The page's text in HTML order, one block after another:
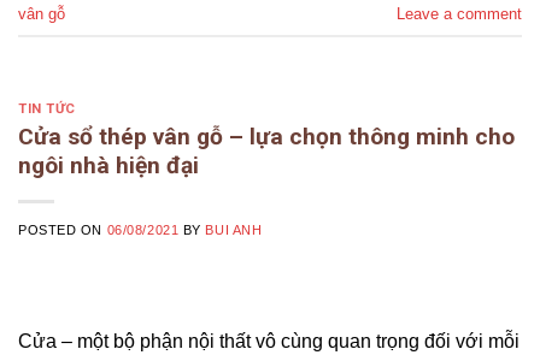
vân gỗ
Leave a comment
TIN TỨC
Cửa sổ thép vân gỗ – lựa chọn thông minh cho
ngôi nhà hiện đại
POSTED ON 06/08/2021 BY BUI ANH
Cửa – một bộ phận nội thất vô cùng quan trọng đối với mỗi